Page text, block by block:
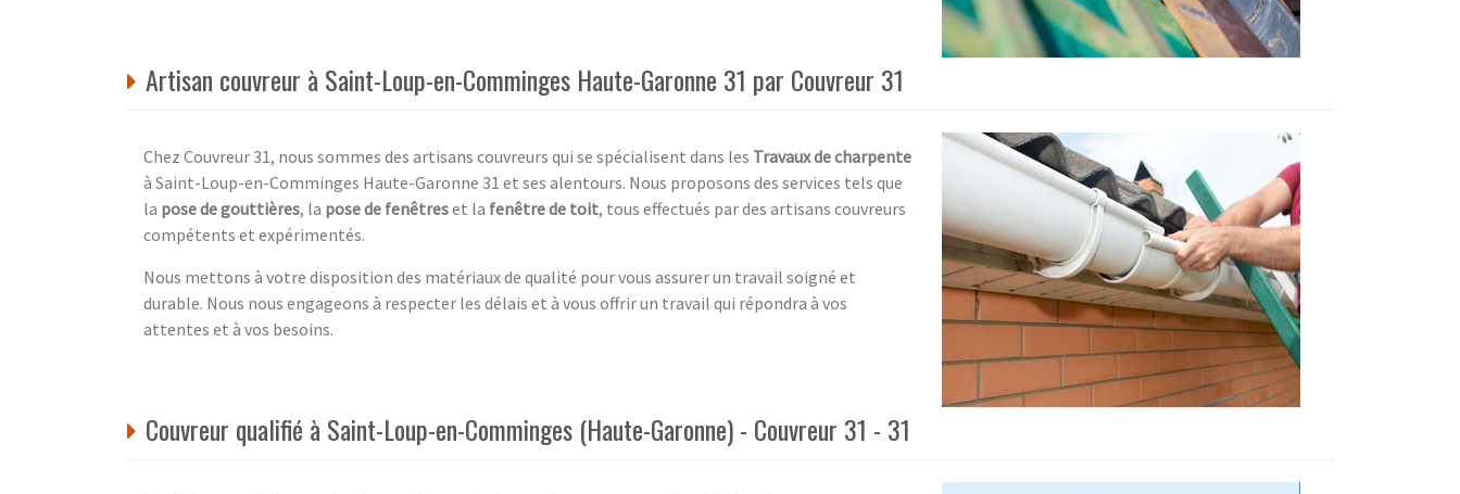
Artisan couvreur à Saint-Loup-en-Comminges Haute-Garonne 31 par Couvreur 31
Chez Couvreur 31, nous sommes des artisans couvreurs qui se spécialisent dans les Travaux de charpente
à Saint-Loup-en-Comminges Haute-Garonne 31 et ses alentours. Nous proposons des services tels que
la pose de gouttières, la pose de fenêtreset la fenêtre de toit, tous effectués par des artisans couvreurs
compétents et expérimentés.
Nous mettons à votre disposition des matériaux de qualité pour vous assurer un travail soigné et
durable. Nous nous engageons à respecter les délais et à vous offrir un travail qui répondra à vos
attentes et à vos besoins.
Couvreur qualifié à Saint-Loup-en-Comminges (Haute-Garonne) - Couvreur 31 - 31